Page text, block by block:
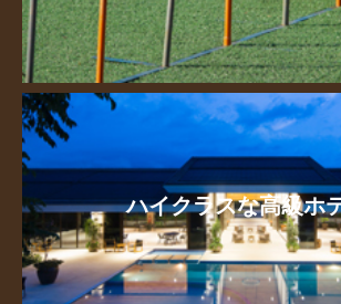
ハイクラスな高級ホ